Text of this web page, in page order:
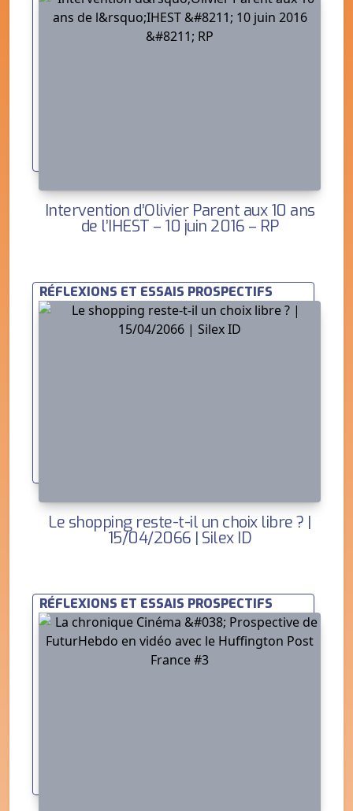
Intervention d’Olivier Parent aux 10 ans
de l’IHEST – 10 juin 2016 – RP
RÉFLEXIONS ET ESSAIS PROSPECTIFS
Le shopping reste-t-il un choix libre ? |
15/04/2066 | Silex ID
RÉFLEXIONS ET ESSAIS PROSPECTIFS